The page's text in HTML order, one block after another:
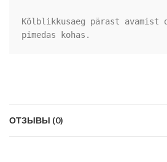
Kõlblikkusaeg pärast avamist
pimedas kohas.
ОТЗЫВЫ (0)